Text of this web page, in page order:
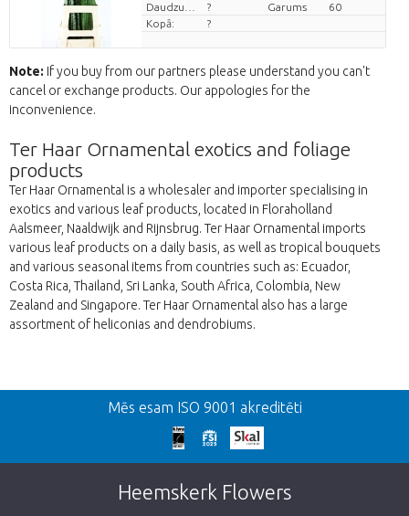
? Garums
60
Kopā:
?
Note: If you buy from our partners please understand you can't
cancel or exchange products. Our appologies for the
inconvenience.
Ter Haar Ornamental exotics and foliage
products
Ter Haar Ornamental is a wholesaler and importer specialising in
exotics and various leaf products, located in Floraholland
Aalsmeer, Naaldwijk and Rijnsbrug. Ter Haar Ornamental imports
various leaf products on a daily basis, as well as tropical bouquets
and various seasonal items from countries such as: Ecuador,
Costa Rica, Thailand, Sri Lanka, South Africa, Colombia, New
Zealand and Singapore. Ter Haar Ornamental also has a large
assortment of heliconias and dendrobiums.
Atpakaļ
We're sorry
This page does not exist. Click on the
button below to return to the shop.
Mēs esam ISO 9001 akreditēti
Heemskerk Flowers